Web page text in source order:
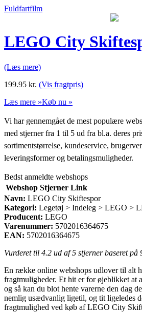
Fuldfartfilm
LEGO City
(Læs mere)
199.95 kr. (Vis fragtpris)
Læs mere »Køb nu »
Vi har gennemgået de mest populære
med stjerner fra 1 til 5 ud fra bl.a. deres
sortimentstørrelse, kundeservice,
leveringsformer og betalingsmuligheder.
Bedst anmeldte webshops
Webshop Stjerner Link
Navn: LEGO City Skiftespor
Kategori: Legetøj > Indeleg > LEGO >
Producent: LEGO
Varenummer: 5702016364675
EAN: 5702016364675
Vurderet til 4.2 ud af 5 stjerner baseret på
En række online webshops udlover til alt
fragtmuligheder. Et hit er for øjeblikket at
og så kan du blot hente varerne den dag
nemlig usædvanlig ligetil, og tit ligeledes
fragtmulighed ved køb af LEGO City